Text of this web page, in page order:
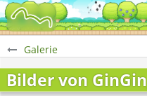
Galerie
Bilder von